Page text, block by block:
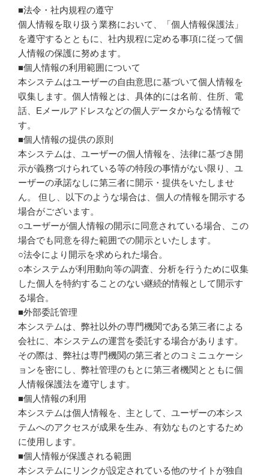
■法令・社内規程の遵守
個人情報を取り扱う業務において、「個人情報保護法」
を遵守するとともに、社内規程に定める事項に従って個
人情報の保護に努めます。
■個人情報の利用範囲について
本システムはユーザーの自由意思に基づいて個人情報を
収集します。個人情報とは、具体的には名前、住所、電
話、Eメールアドレスなどの個人データからなる情報で
す。
■個人情報の提供の原則
本システムは、ユーザーの個人情報を、法律に基づき開
示が義務づけられている等の特段の事情がない限り、ユ
ーザーの承諾なしに第三者に開示・提供をいたしませ
ん。 但し、以下のような場合は、個人の情報を開示する
場合がございます。
○ユーザーが個人情報の開示に同意されている場合、この
場合でも同意を得た範囲での開示といたします。
○法令により開示を求められた場合。
○本システムが利用動向等の調査、分析を行うために収集
した個人を特約することのない継続的情報として開示す
る場合。
■外部委託管理
本システムは、弊社以外の専門機関である第三者による
会社に、本システムの運営を委託する場合があります。
その際は、弊社は専門機関の第三者とのコミニュケーシ
ョンを密にし、弊社管理のもとに第三者機関とともに個
人情報保護法を遵守します。
■個人情報の利用
本システムは個人情報を、主として、ユーザーの本シス
テムへのアクセスが成果を生み、有効なものとするため
に使用します。
■個人情報が保護される範囲
本システムにリンクが設定されている他のサイトが独自